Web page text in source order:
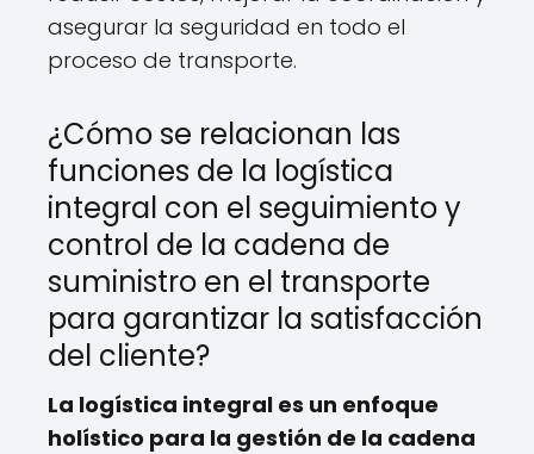
asegurar la seguridad en todo el
proceso de transporte.
¿Cómo se relacionan las
funciones de la logística
integral con el seguimiento y
control de la cadena de
suministro en el transporte
para garantizar la satisfacción
del cliente?
La logística integral es un enfoque
holístico para la gestión de la cadena